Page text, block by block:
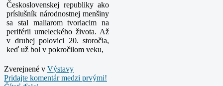
Československej republiky ako
príslušník národnostnej menšiny
sa stal maliarom tvoriacim na
periférii umeleckého života. Až
v druhej polovici 20. storočia,
keď už bol v pokročilom veku,
Zverejnené v Výstavy
Pridajte komentár medzi prvými!